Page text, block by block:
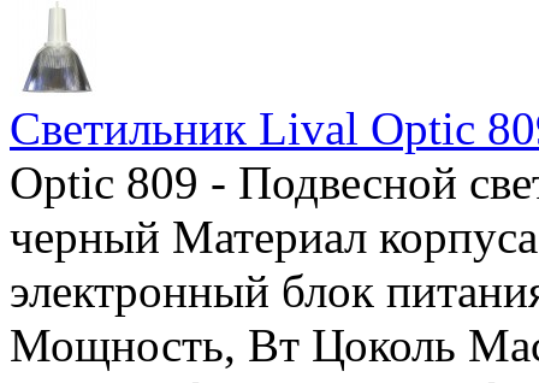
Светильник Lival Optic
Optic 809 - Подвесной
черный Материал
электронный блок
Мощность, Вт Цоколь